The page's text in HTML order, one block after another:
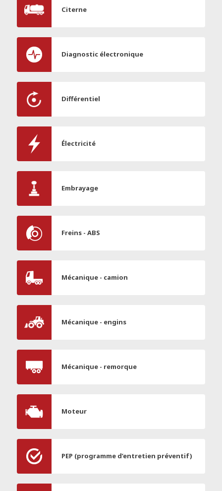
Citerne
Diagnostic électronique
Différentiel
Électricité
Embrayage
Freins - ABS
Mécanique - camion
Mécanique - engins
Mécanique - remorque
Moteur
PEP (programme d’entretien préventif)